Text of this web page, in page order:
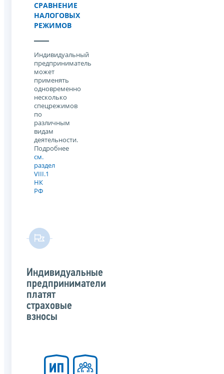
СРАВНЕНИЕ
НАЛОГОВЫХ
РЕЖИМОВ
Индивидуальный
предприниматель
может
применять
одновременно
несколько
спецрежимов
по
различным
видам
деятельности.
Подробнее
см.
раздел
VIII.1
НК
РФ
Индивидуальные
предприниматели
платят
страховые
взносы